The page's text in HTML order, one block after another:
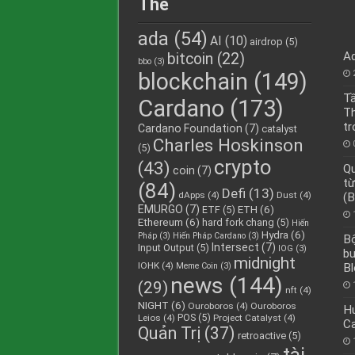
Thẻ
ada (54) AI (10) airdrop (5)
bbo(3) bitcoin (22)
blockchain (149)
Cardano (173)
Cardano Foundation (7) catalyst
(5) Charles Hoskinson
(43) coin (7) crypto
(84) dApps (4) Defi (13) Dust (4)
EMURGO (7) ETF(5) ETH (6)
Ethereum (6) hard fork chang (5) Hiến
Pháp(3) Hiến Pháp Cardano(3) Hydra (6)
Input Output(5) Intersect (7) IOG (3)
IOHK(4) Meme Coin (3) midnight
(29) news (144) nft (4)
NIGHT (6) Ouroboros (4) Ouroboros
Leios (4) POS(5) Project Catalyst (4)
Quản Trị (37) retroactive(5)